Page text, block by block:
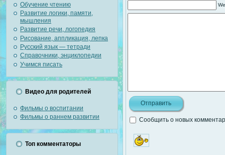
Обучение чтению
Развитие логики, памяти,
мышления
Развитие речи, логопедия
Рисование, аппликация, лепка
Русский язык — тетради
Справочники, энциклопедии
Учимся писать
Видео для родителей
Фильмы о воспитании
Фильмы о раннем развитии
Топ комментаторы
Сообщить о новых